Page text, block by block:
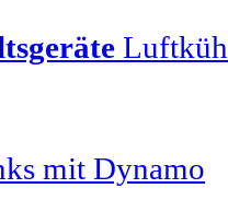
mit Dynamo